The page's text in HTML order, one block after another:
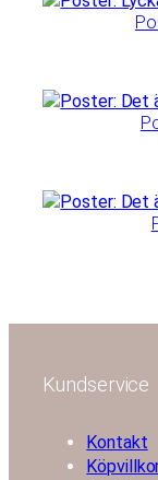
Kundservice
Kontakt